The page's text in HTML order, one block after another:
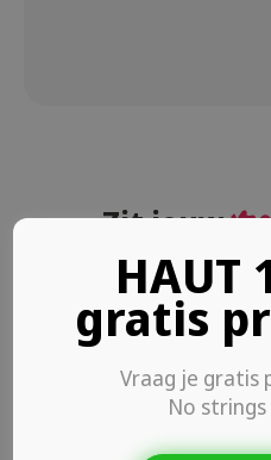
Zit jouw
Neem dan
helpen je
Stuur ons
HAUT
gratis
Vraag je gratis
No